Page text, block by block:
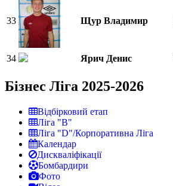
33 Щур Владимир
34 Ярич Денис
Бізнес Ліга 2025-2026
Відбірковий етап
Ліга "В"
Ліга "D"/Корпоративна Ліга
Календар
Дискваліфікації
Бомбардири
Фото